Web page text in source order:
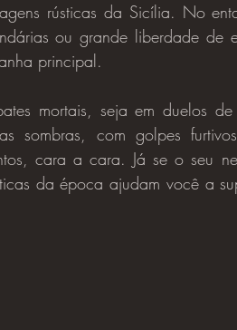
rústicas da Sicília. No
ou grande liberdade
principal.
sombras, com golpes
cara a cara. Já se o seu
da época ajudam você a